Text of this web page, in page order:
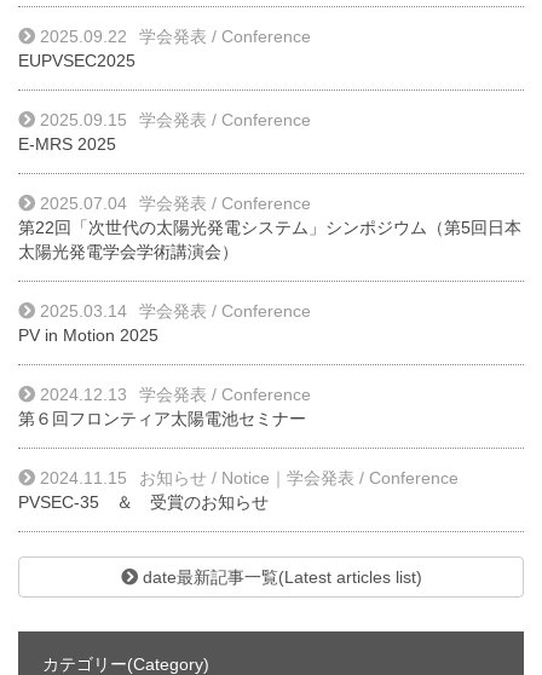
2025.09.22
学会発表 / Conference
EUPVSEC2025
2025.09.15
学会発表 / Conference
E-MRS 2025
2025.07.04
学会発表 / Conference
第22回「次世代の太陽光発電システム」シンポジウム（第5回日本
太陽光発電学会学術講演会）
2025.03.14
学会発表 / Conference
PV in Motion 2025
2024.12.13
学会発表 / Conference
第６回フロンティア太陽電池セミナー
2024.11.15 お知らせ / Notice
学会発表 / Conference
PVSEC-35 ＆ 受賞のお知らせ
date最新記事一覧(Latest articles list)
カテゴリー(Category)